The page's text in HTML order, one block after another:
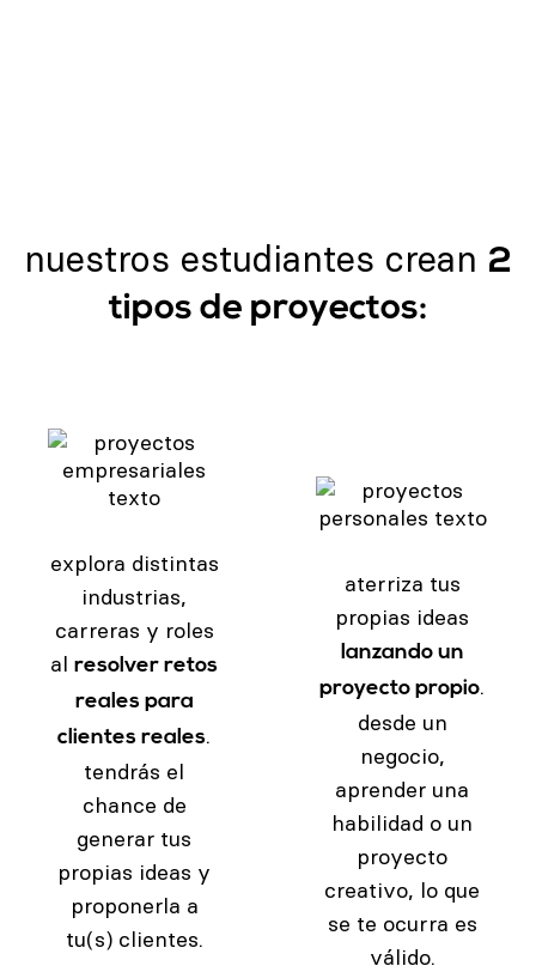
nuestros estudiantes crean 2
tipos de proyectos:
explora distintas
industrias,
carreras y roles
al resolver retos
reales para
clientes reales.
tendrás el
chance de
generar tus
propias ideas y
proponerla a
tu(s) clientes.
aterriza tus
propias ideas
lanzando un
proyecto propio.
desde un
negocio,
aprender una
habilidad o un
proyecto
creativo, lo que
se te ocurra es
válido.